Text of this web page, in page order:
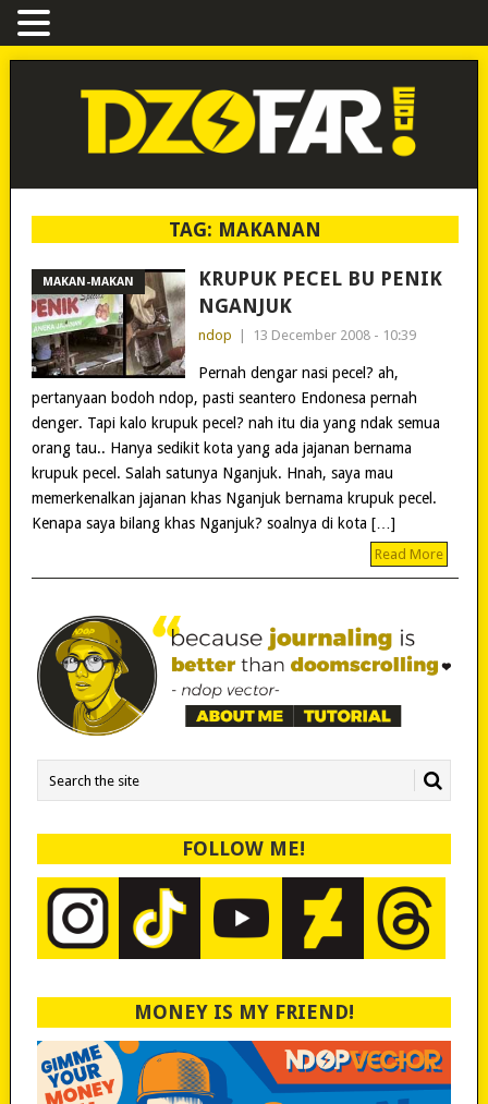
TAG: MAKANAN
MAKAN-MAKAN
KRUPUK PECEL BU PENIK
NGANJUK
ndop 13 December 2008 - 10:39
Pernah dengar nasi pecel? ah,
pertanyaan bodoh ndop, pasti seantero Endonesa pernah
denger. Tapi kalo krupuk pecel? nah itu dia yang ndak semua
orang tau.. Hanya sedikit kota yang ada jajanan bernama
krupuk pecel. Salah satunya Nganjuk. Hnah, saya mau
memerkenalkan jajanan khas Nganjuk bernama krupuk pecel.
Kenapa saya bilang khas Nganjuk? soalnya di kota […]
Read More
FOLLOW ME!
MONEY IS MY FRIEND!